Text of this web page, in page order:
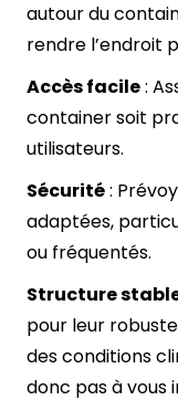
autour du
rendre l’endroit
Accès facile:
container soit
utilisateurs.
Sécurité:
adaptées,
ou fréquentés.
Structure
pour leur
des conditions
donc pas à vous